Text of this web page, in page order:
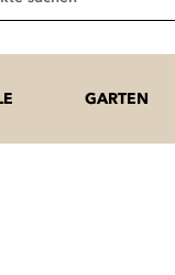
GARTEN